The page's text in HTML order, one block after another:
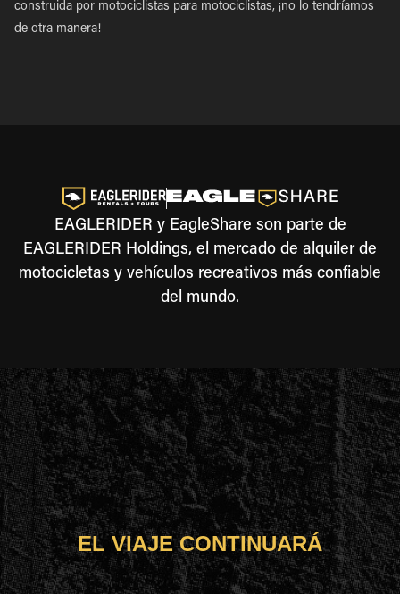
construida por motociclistas para motociclistas, ¡no lo tendríamos
de otra manera!
EAGLERIDER y EagleShare son parte de
EAGLERIDER Holdings, el mercado de alquiler de
motocicletas y vehículos recreativos más confiable
del mundo.
EL VIAJE CONTINUARÁ